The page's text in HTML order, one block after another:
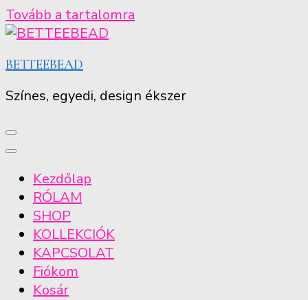
Tovább a tartalomra
BETTEEBEAD
Színes, egyedi, design ékszer
Kezdőlap
RÓLAM
SHOP
KOLLEKCIÓK
KAPCSOLAT
Fiókom
Kosár